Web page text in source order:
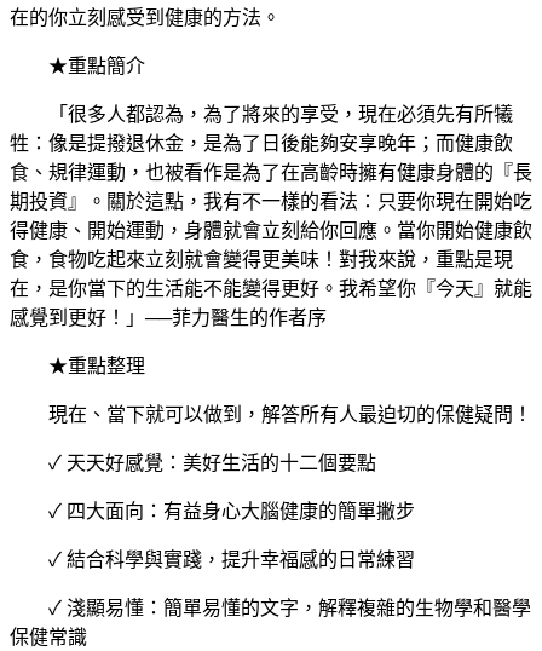
在的你立刻感受到健康的方法。
★重點簡介
「很多人都認為，為了將來的享受，現在必須先有所犧
牲：像是提撥退休金，是為了日後能夠安享晚年；而健康飲
食、規律運動，也被看作是為了在高齡時擁有健康身體的『長
期投資』。關於這點，我有不一樣的看法：只要你現在開始吃
得健康、開始運動，身體就會立刻給你回應。當你開始健康飲
食，食物吃起來立刻就會變得更美味！對我來說，重點是現
在，是你當下的生活能不能變得更好。我希望你『今天』就能
感覺到更好！」──菲力醫生的作者序
★重點整理
現在、當下就可以做到，解答所有人最迫切的保健疑問！
✓ 天天好感覺：美好生活的十二個要點
✓ 四大面向：有益身心大腦健康的簡單撇步
✓ 結合科學與實踐，提升幸福感的日常練習
✓ 淺顯易懂：簡單易懂的文字，解釋複雜的生物學和醫學
保健常識